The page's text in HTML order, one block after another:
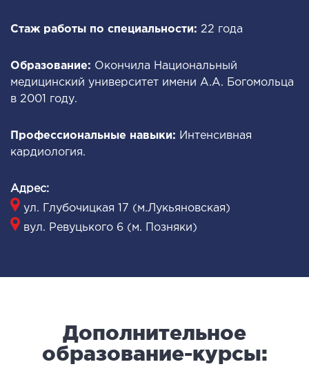
И ОНКОХИРУРГИЯ
и болезни молочной железы
и онкохирургия
терапия
Стаж работы по специальности: 22 года
Образование: Окончила Национальный
медицинский университет имени А.А. Богомольца
в 2001 году.
Профессиональные навыки: Интенсивная
кардиология.
Адрес:
ул. Глубочицкая 17 (м.Лукьяновская)
вул. Ревуцького 6 (м. Позняки)
Дополнительное
образование-курсы: